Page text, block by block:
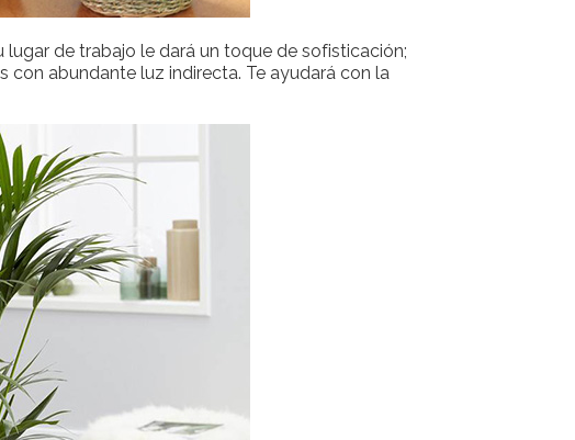
lugar de trabajo le dará un toque de sofisticación;
abundante luz indirecta. Te ayudará con la